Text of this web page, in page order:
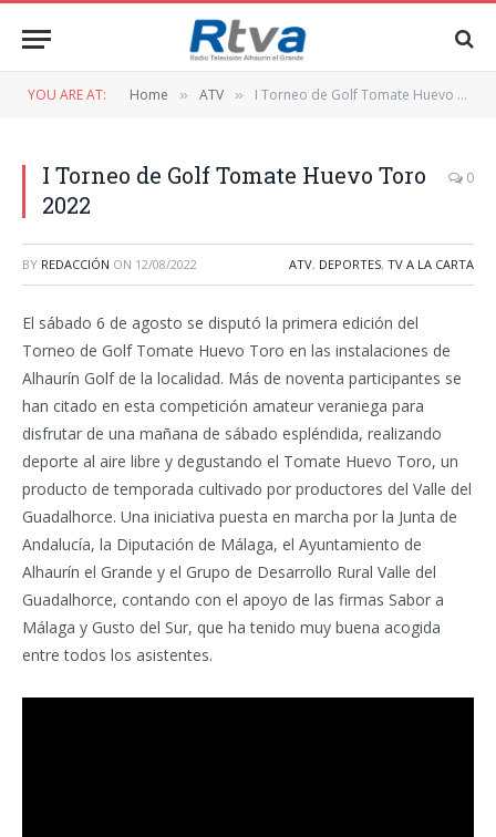
YOU ARE AT: Home » ATV » I Torneo de Golf Tomate Huevo Toro 2022
I Torneo de Golf Tomate Huevo Toro
2022
0
BY REDACCIÓN ON 12/08/2022 ATV, DEPORTES, TV A LA CARTA
El sábado 6 de agosto se disputó la primera edición del
Torneo de Golf Tomate Huevo Toro en las instalaciones de
Alhaurín Golf de la localidad. Más de noventa participantes se
han citado en esta competición amateur veraniega para
disfrutar de una mañana de sábado espléndida, realizando
deporte al aire libre y degustando el Tomate Huevo Toro, un
producto de temporada cultivado por productores del Valle del
Guadalhorce. Una iniciativa puesta en marcha por la Junta de
Andalucía, la Diputación de Málaga, el Ayuntamiento de
Alhaurín el Grande y el Grupo de Desarrollo Rural Valle del
Guadalhorce, contando con el apoyo de las firmas Sabor a
Málaga y Gusto del Sur, que ha tenido muy buena acogida
entre todos los asistentes.